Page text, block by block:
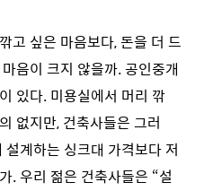
고 싶은 마음보다, 돈을 더 드
음이 크지 않을까. 공인중개
있다. 미용실에서 머리 깎
없지만, 건축사들은 그러
계하는 싱크대 가격보다 저
. 우리 젊은 건축사들은 “설